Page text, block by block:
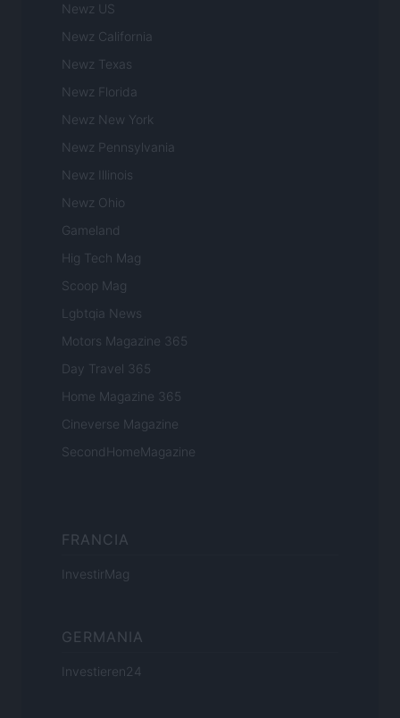
Newz US
Newz California
Newz Texas
Newz Florida
Newz New York
Newz Pennsylvania
Newz Illinois
Newz Ohio
Gameland
Hig Tech Mag
Scoop Mag
Lgbtqia News
Motors Magazine 365
Day Travel 365
Home Magazine 365
Cineverse Magazine
SecondHomeMagazine
FRANCIA
InvestirMag
GERMANIA
Investieren24